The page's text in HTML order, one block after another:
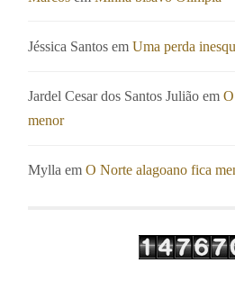
Jéssica Santos emUma perda
Jardel Cesar dos Santos Julião em
menor
Mylla emO Norte alagoano fica